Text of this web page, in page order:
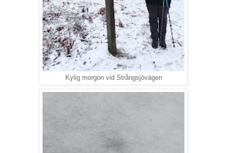
Kylig morgon vid Strångsjövägen